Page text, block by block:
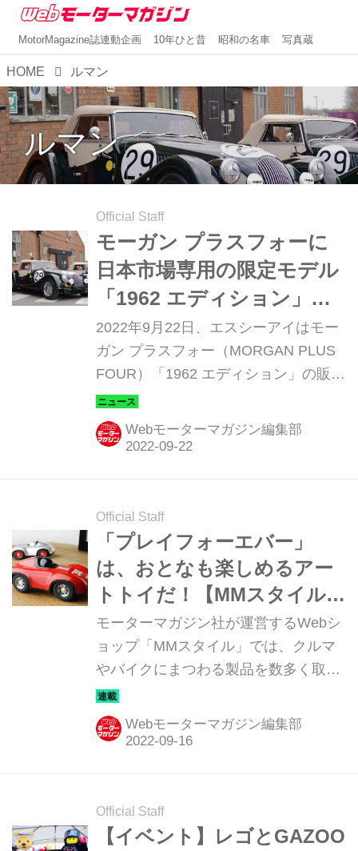
MotorMagazine誌連動企画 10年ひと昔 昭和の名車 写真蔵
HOME ルマン
ルマン
Official Staff
モーガン プラスフォーに
日本市場専用の限定モデル
「1962 エディション」が
登場！
2022年9月22日、エスシーアイはモー
ガン プラスフォー（MORGAN PLUS
FOUR）「1962 エディション」の販売
を開始した。10台限定の日本市場専用
モデルだ。デリバリーは2022年10月以
降を予定している。 ル・マンでクラス
年は、モーガン社を語るにあたって非
常に有名な出来事があった年だ。ル・
マン24時間レースで、モーガン社とク
リストファー・ローレンスが準備した
プラス4 スーパースポーツが参戦し、
2Lクラスで優勝したのだ。ローレンス
とシェパード・バロンがドライブした
「TOK258」は、平均速度94mp...
Webモーターマガジン編集部
Official Staff
「プレイフォーエバー」
は、おとなも楽しめるアー
トトイだ！【MMスタイル
コレクション】
モーターマガジン社が運営するWebシ
ョップ「MMスタイル」では、クルマ
やバイクにまつわる製品を数多く取り
揃えている。そのアイテムの中から、
Webモーターマガジン編集部としてオ
ススメしたい逸品を紹介しよう。今回
Webモーターマガジン編集部
Official Staff
【イベント】レゴとGAZOO